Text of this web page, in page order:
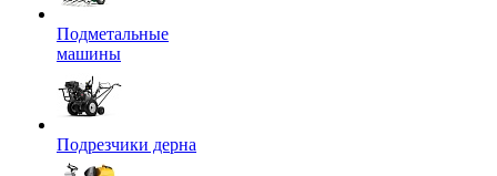
Подметальные
машины
Подрезчики дерна